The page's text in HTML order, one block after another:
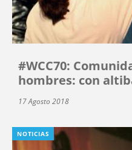
#WCC70:
hombres: con
17 Agosto 2018
NOTICIAS